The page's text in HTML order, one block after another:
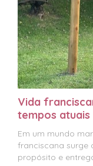
Vida
tempos atuais
Em um mundo
franciscana surge
propósito e